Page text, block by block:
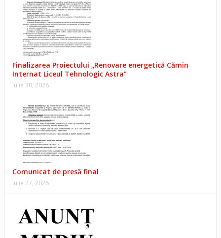
Finalizarea Proiectului „Renovare energetică Cămin
Internat Liceul Tehnologic Astra”
iulie 30, 2026
Comunicat de presă final
iulie 27, 2026